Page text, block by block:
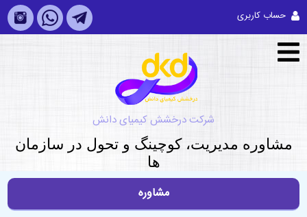
حساب کاربری
شرکت درخشش کیمیای دانش
مشاوره مديريت، کوچینگ و تحول در سازمان
ها
مشاوره